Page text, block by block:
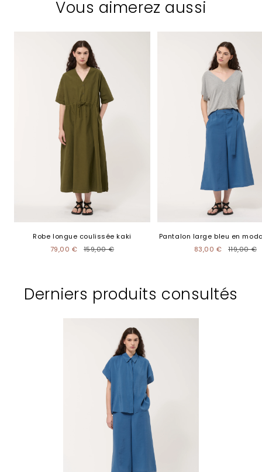
Vous aimerez aussi
Robe longue coulissée kaki
79,00 €
159,00 €
Pantalon large bleu en
83,00 €
119,00 €
Derniers produits consultés